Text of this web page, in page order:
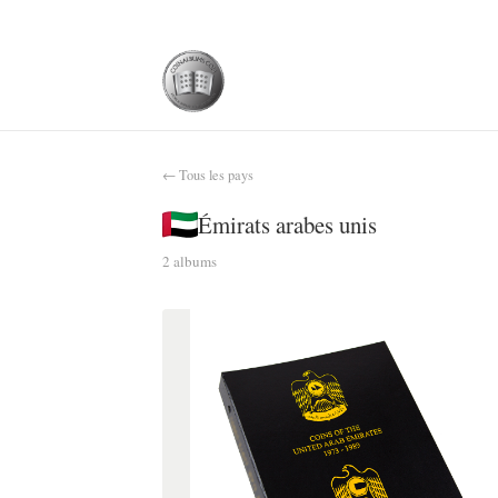
← Tous les pays
Émirats arabes unis
2 albums